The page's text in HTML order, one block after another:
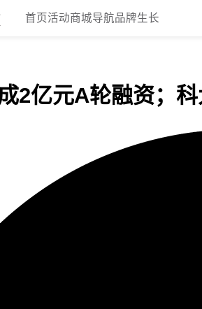
首页 活动商城导航品牌生长
2亿元A轮融资；